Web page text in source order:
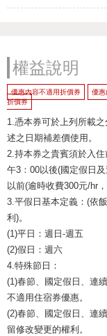
權益說明
優惠內容不適用折價券 優惠
折價券
1.憑本券可於上列所載
述之日期補差價使用。
2.持本券之貴賓須於入
午3：00以後(國定假日
以前(逾時收費300元/hr
3.平假日基本定義：(依
利)。
(1)平日：週日-週五
(2)假日：週六
4.特殊節日：
(1)春節、國定假日、連
不適用住宿券優惠。
(2)春節、國定假日、連
留修改變更的權利。